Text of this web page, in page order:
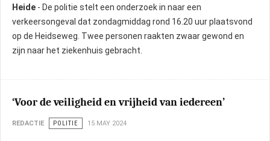
Heide - De politie stelt een onderzoek in naar een
verkeersongeval dat zondagmiddag rond 16.20 uur plaatsvond
op de Heidseweg. Twee personen raakten zwaar gewond en
zijn naar het ziekenhuis gebracht.
‘Voor de veiligheid en vrijheid van iedereen’
REDACTIE POLITIE 15 MAY 2024